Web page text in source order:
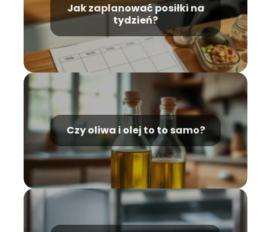
Jak zaplanować posiłki na
tydzień?
Czy oliwa i olej to to samo?